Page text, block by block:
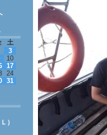
土
3
10
17
24
31
）